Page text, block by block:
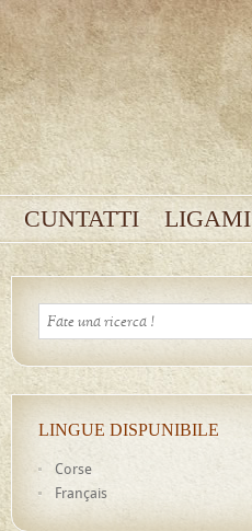
CUNTATTI LIGAMI
LINGUE DISPUNIBILE
Corse
Français